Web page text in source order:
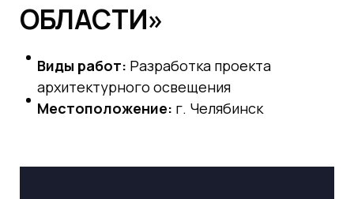
ОБЛАСТИ»
Виды работ: Разработка проекта
архитектурного освещения
Местоположение: г. Челябинск